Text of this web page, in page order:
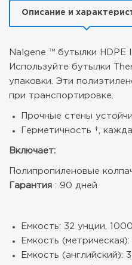
Описание и
Nalgene ™ бутылки HDPE
Используйте бутылки
упаковки. Эти
при транспортировке.
Прочные стены
Герметичность †,
Включает:
Полипропиленовые
Гарантия : 90 дней
Емкость: 32 унции,
Емкость
Емкость (английский):